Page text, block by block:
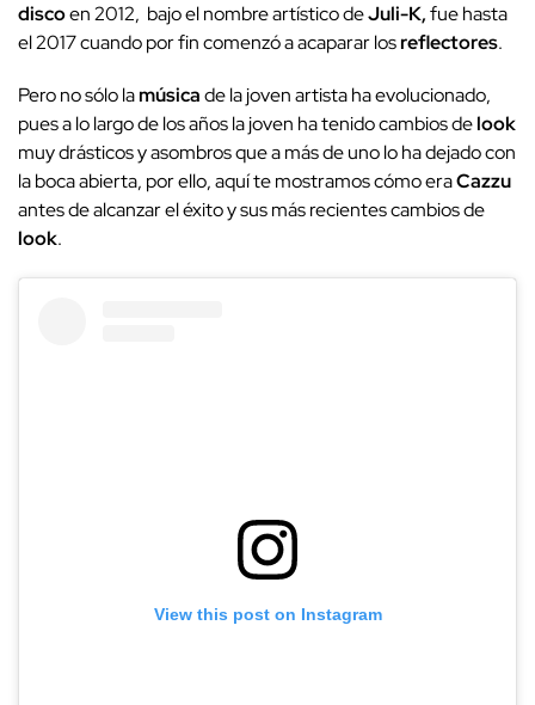
discoen 2012, bajo el nombre artístico deJuli-K,fue hasta
el 2017 cuando por fin comenzó a acaparar losreflectores.
Pero no sólo lamúsicade la joven artista ha evolucionado,
pues a lo largo de los años la joven ha tenido cambios delook
muy drásticos y asombros que a más de uno lo ha dejado con
la boca abierta, por ello, aquí te mostramos cómo eraCazzu
antes de alcanzar el éxito y sus más recientes cambios de
look.
View this post on Instagram